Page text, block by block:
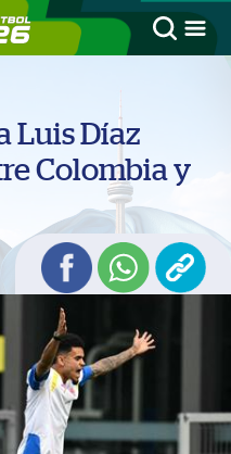
Luis Díaz
Colombia y